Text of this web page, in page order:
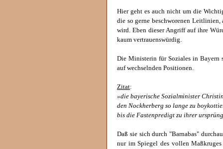
Hier geht es auch nicht um die
die so gerne beschworenen Leitlinien,
wird. Eben dieser Angriff auf ihre
kaum vertrauenswürdig.
Die Ministerin für Soziales in Bayern
auf wechselnden Positionen.
Zitat:
»die bayerische Sozialminister
den Nockherberg so lange zu
bis die Fastenpredigt zu ihrer
Daß sie sich durch "Barnabas"
nur im Spiegel des vollen